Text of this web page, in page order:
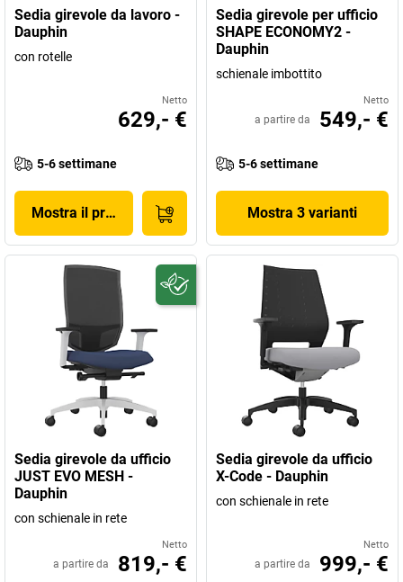
Sedia girevole da lavoro -
Dauphin
con rotelle
Netto
629,- €
5-6 settimane
Mostra il prodotto
Sedia girevole per ufficio
SHAPE ECONOMY2 -
Dauphin
schienale imbottito
Netto
a partire da 549,- €
5-6 settimane
Mostra 3 varianti
Sedia girevole da ufficio
JUST EVO MESH -
Dauphin
con schienale in rete
Netto
a partire da 819,- €
Sedia girevole da ufficio
X-Code - Dauphin
con schienale in rete
Netto
a partire da 999,- €